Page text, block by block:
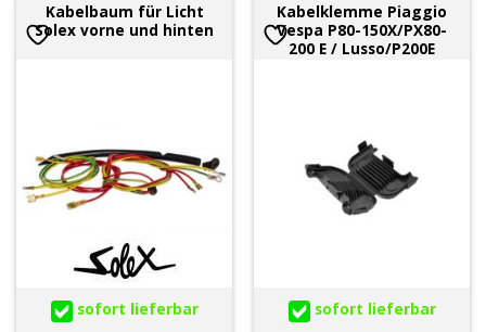
Kabelbaum für Licht
Solex vorne und hinten
sofort lieferbar
Kabelklemme Piaggio
Vespa P80-150X/PX80-
200 E / Lusso/P200E
sofort lieferbar